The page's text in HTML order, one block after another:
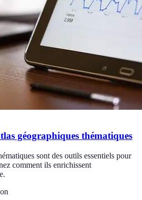
géographiques thématiques
sont des outils essentiels pour
comment ils enrichissent